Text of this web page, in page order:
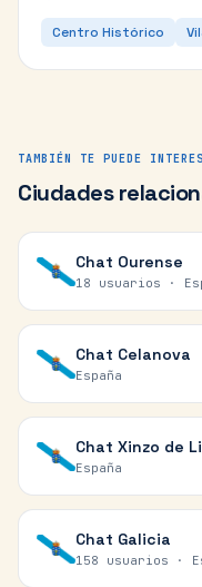
Centro Histórico
TAMBIÉN TE PUEDE
Ciudades
Chat Ourense
18 usuarios ·
Chat Celanova
España
Chat Xinzo de
España
Chat Galicia
158 usuarios ·